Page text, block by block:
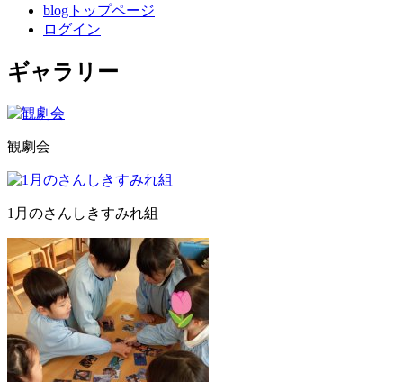
blogトップページ
ログイン
ギャラリー
観劇会
1月のさんしきすみれ組